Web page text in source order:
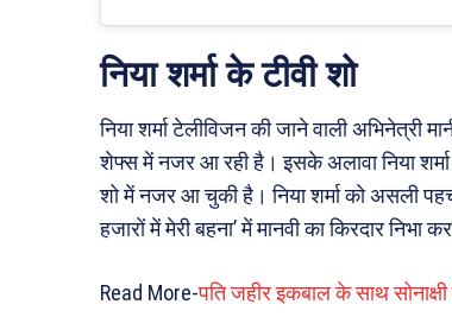
निया शर्मा के टीवी शो
निया शर्मा टेलीविजन की जाने वाली अभिनेत्री
शेफ्स में नजर आ रही है। इसके अलावा निया शर्मा
शो में नजर आ चुकी है। निया शर्मा को असली
हजारों में मेरी बहना’ में मानवी का किरदार निभा
Read More-पति जहीर इकबाल के साथ